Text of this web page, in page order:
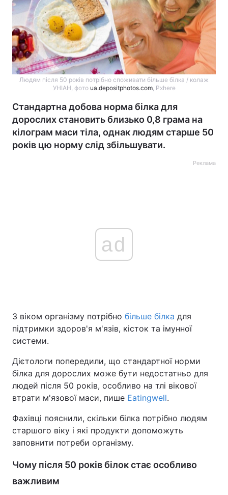
Людям після 50 років потрібно споживати більше білка / колаж
УНІАН, фото ua.depositphotos.com, Pxhere
Стандартна добова норма білка для
дорослих становить близько 0,8 грама на
кілограм маси тіла, однак людям старше 50
років цю норму слід збільшувати.
Реклама
ad
З віком організму потрібно більше білка для
підтримки здоров'я м'язів, кісток та імунної
системи.
Дієтологи попередили, що стандартної норми
білка для дорослих може бути недостатньо для
людей після 50 років, особливо на тлі вікової
втрати м'язової маси, пише Eatingwell.
Фахівці пояснили, скільки білка потрібно людям
старшого віку і які продукти допоможуть
заповнити потреби організму.
Чому після 50 років білок стає особливо
важливим